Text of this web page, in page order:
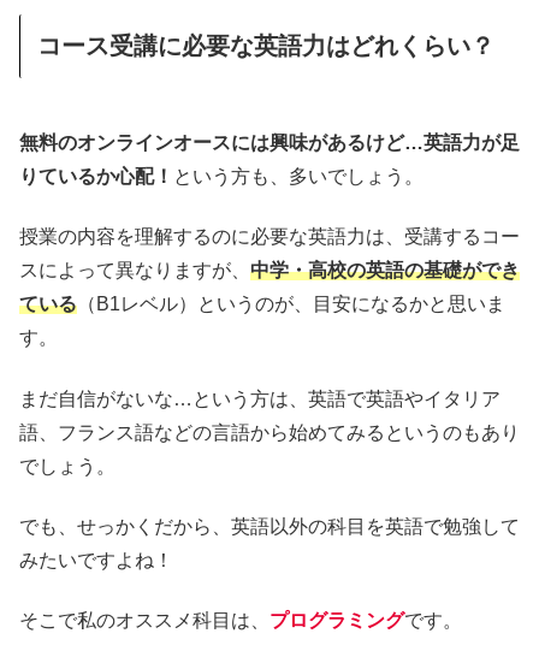
コース受講に必要な英語力はどれくらい？
無料のオンラインオースには興味があるけど…英語力が足
りているか心配！ という方も、多いでしょう。
授業の内容を理解するのに必要な英語力は、受講するコー
スによって異なりますが、 中学・高校の英語の基礎ができ
ている （B1レベル）というのが、目安になるかと思いま
す。
まだ自信がないな…という方は、英語で英語やイタリア
語、フランス語などの言語から始めてみるというのもあり
でしょう。
でも、せっかくだから、英語以外の科目を英語で勉強して
みたいですよね！
そこで私のオススメ科目は、 プログラミングです。